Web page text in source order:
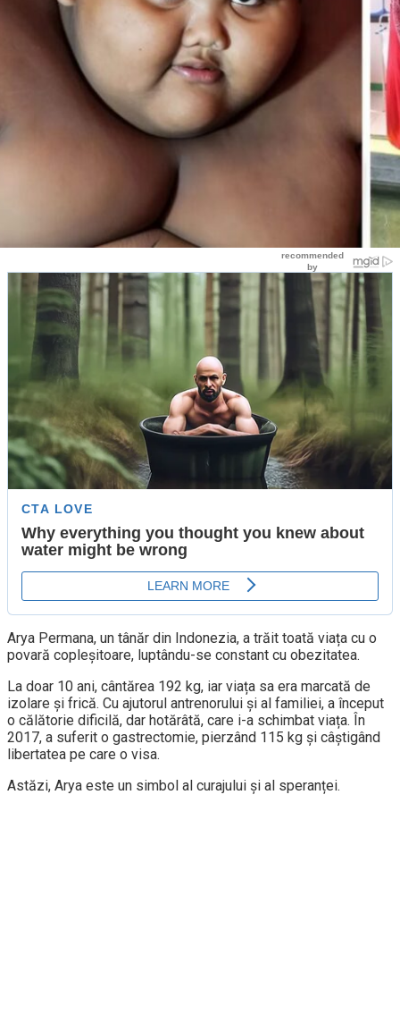
Arya Permana, un tânăr din Indonezia, a trăit toată viața cu o
povară copleșitoare, luptându-se constant cu obezitatea.
La doar 10 ani, cântărea 192 kg, iar viața sa era marcată de
izolare și frică. Cu ajutorul antrenorului și al familiei, a început
o călătorie dificilă, dar hotărâtă, care i-a schimbat viața. În
2017, a suferit o gastrectomie, pierzând 115 kg și câștigând
libertatea pe care o visa.
Astăzi, Arya este un simbol al curajului și al speranței.